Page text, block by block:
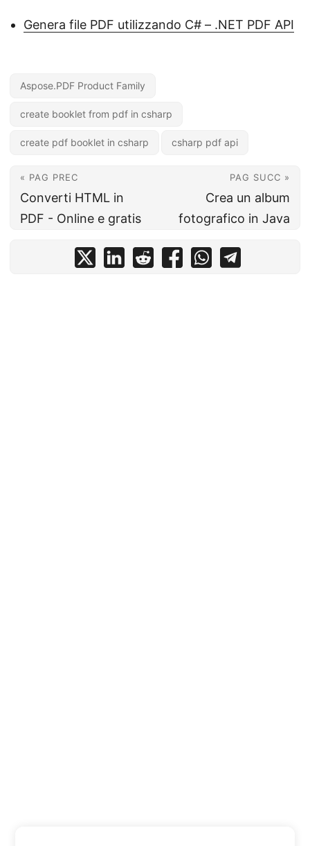
Genera file PDF utilizzando C# – .NET PDF API
Aspose.PDF Product Family
create booklet from pdf in csharp
create pdf booklet in csharp csharp pdf api
« PAG PREC
Converti HTML in
PDF - Online e gratis
PAG SUCC »
Crea un album
fotografico in Java